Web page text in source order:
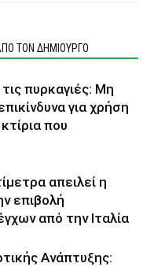
ΤΟΝ ΔΗΜΙΟΥΡΓΟ
πυρκαγιές: Μη
για χρήση
που
απειλεί η
επιβολή
από την Ιταλία
Ανάπτυξης: